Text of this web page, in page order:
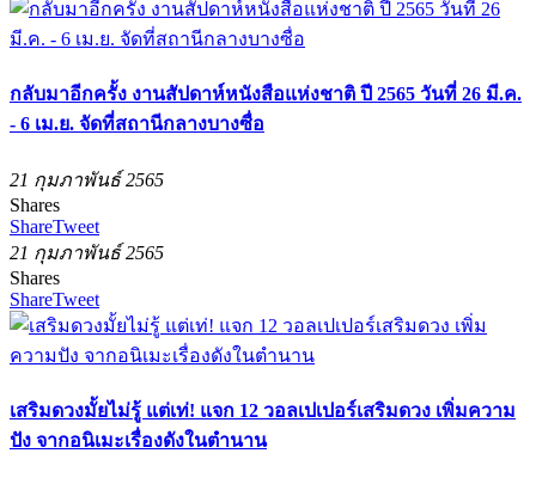
กลับมาอีกครั้ง งานสัปดาห์หนังสือแห่งชาติ ปี 2565 วันที่ 26 มี.ค.
- 6 เม.ย. จัดที่สถานีกลางบางซื่อ
21 กุมภาพันธ์ 2565
Shares
ShareTweet
21 กุมภาพันธ์ 2565
Shares
ShareTweet
เสริมดวงมั้ยไม่รู้ แต่เท่! แจก 12 วอลเปเปอร์เสริมดวง เพิ่มความ
ปัง จากอนิเมะเรื่องดังในตำนาน